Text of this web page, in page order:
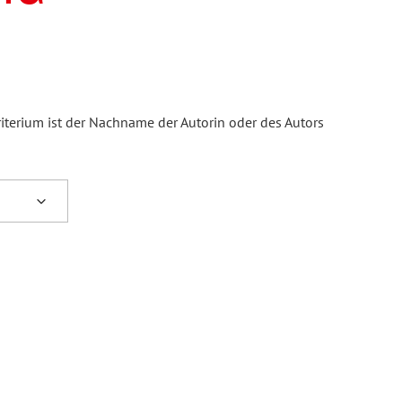
ist der Nachname der Autorin oder des Autors